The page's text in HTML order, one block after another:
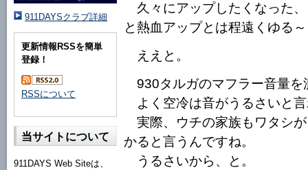
久々にアップしたくなった
と熱血アップとは程遠くゆる
ええと。
930タルガのマフラー音量を
よく空冷は音がうるさいと
実際、ウチの家族もワタシ
かると言うんですね。
うるさいから、と。
911DAYSクラブ詳細
更新情報RSSを簡単
登録！
RSSについて
当サイトについて
911DAYS Web Siteは、